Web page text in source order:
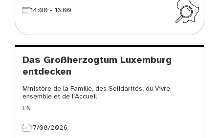
14:00 - 16:00
Das Großherzogtum Luxemburg
entdecken
Ministère de la Famille, des Solidarités, du Vivre
ensemble et de l'Accueil
EN
17/08/2026